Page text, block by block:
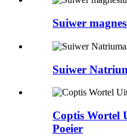
Suiwer
Suiwer
Coptis Wortel
Poeier